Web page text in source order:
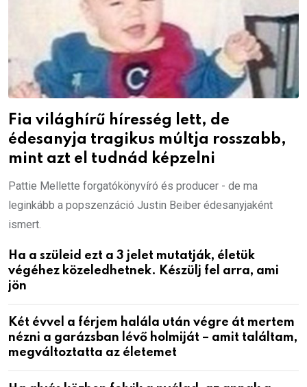
Fia világhírű híresség lett, de
édesanyja tragikus múltja rosszabb,
mint azt el tudnád képzelni
Pattie Mellette forgatókönyvíró és producer - de ma
leginkább a popszenzáció Justin Beiber édesanyjaként
ismert.
Ha a szüleid ezt a 3 jelet mutatják, életük
végéhez közeledhetnek. Készülj fel arra, ami
jön
Két évvel a férjem halála után végre át mertem
nézni a garázsban lévő holmiját – amit találtam,
megváltoztatta az életemet